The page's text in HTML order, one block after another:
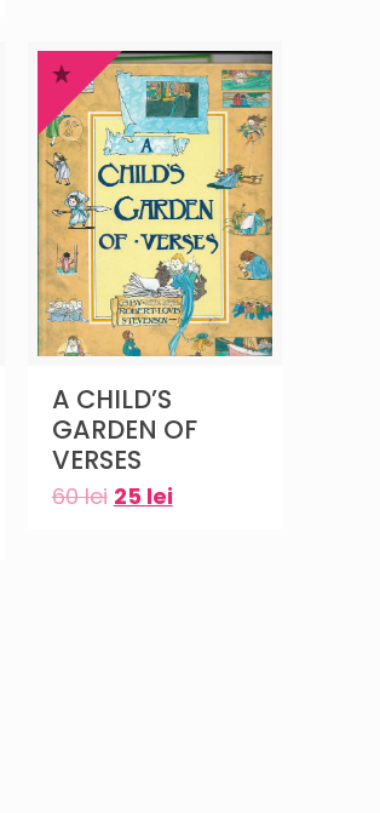
A CHILD’S
GARDEN OF
VERSES
60lei 25 lei